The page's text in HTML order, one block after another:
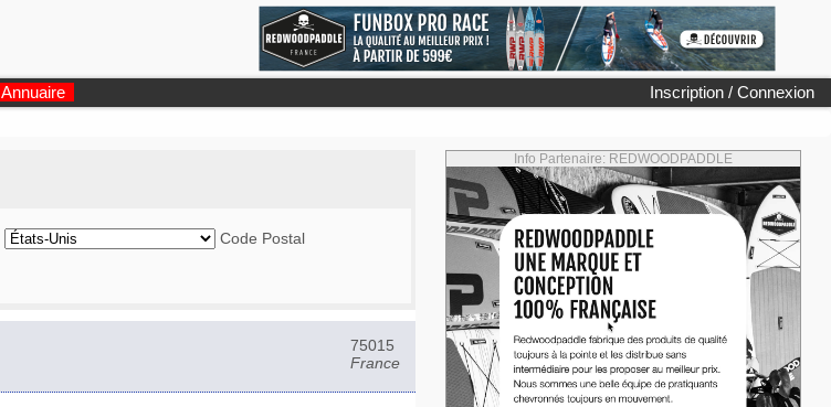
Inscription / Connexion
Annuaire
Code Postal
75015
France
Info Partenaire: REDWOODPADDLE